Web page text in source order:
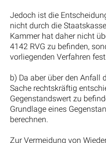
Jedoch ist die
nicht durch die
Kammer hat daher nicht
4142 RVG zu befinden,
vorliegenden Verfahren
b) Da aber über den Anfall
Sache rechtskräftig
Gegenstandswert zu
Grundlage eines
berechnen.
Zur Vermeidung von